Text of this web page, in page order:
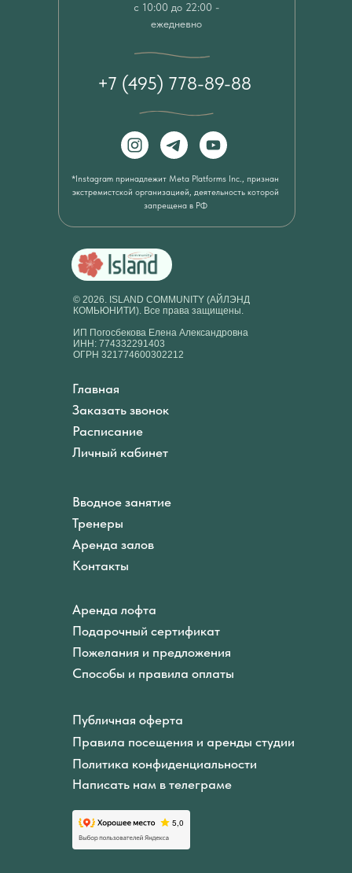
Главная
Заказать звонок
Расписание
Личный кабинет
Вводное занятие
Тренеры
Аренда залов
Контакты
Аренда лофта
Подарочный сертификат
Пожелания и предложения
Способы и правила оплаты
Публичная оферта
Правила посещения и аренды студии
Политика конфиденциальности
Написать нам в телеграме
© 2026. ISLAND COMMUNITY (АЙЛЭНД
КОМЬЮНИТИ). Все права защищены.
ИП Погосбекова Елена Александровна
ИНН: 774332291403
ОГРН 321774600302212
+7 (495) 778-89-88
с 10:00 до 22:00 -
ежедневно
*Instagram принадлежит Meta Platforms Inc., признан
экстремистской организацией, деятельность которой
запрещена в РФ